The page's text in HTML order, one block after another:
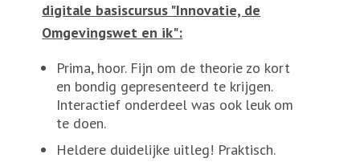
digitale basiscursus "Innovatie, de
Omgevingswet en ik":
Prima, hoor. Fijn om de theorie zo kort
en bondig gepresenteerd te krijgen.
Interactief onderdeel was ook leuk om
te doen.
Heldere duidelijke uitleg! Praktisch.